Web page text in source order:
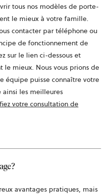
tous nos modèles de porte-
le mieux à votre famille.
contacter par téléphone ou
de fonctionnement de
sur le lien ci-dessous et
le mieux. Nous vous prions de
équipe puisse connaître votre
les meilleures
votre consultation de
avantages pratiques, mais